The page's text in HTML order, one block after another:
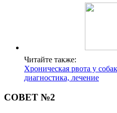
Читайте также:
Хроническая рвота у
диагностика, лечение
СОВЕТ №2